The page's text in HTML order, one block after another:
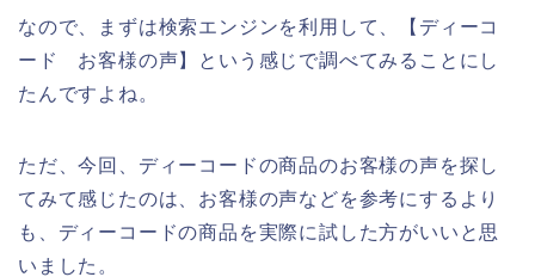
なので、まずは検索エンジンを利用して、【ディーコ
ード お客様の声】という感じで調べてみることにし
たんですよね。
ただ、今回、ディーコードの商品のお客様の声を探し
てみて感じたのは、お客様の声などを参考にするより
も、ディーコードの商品を実際に試した方がいいと思
いました。